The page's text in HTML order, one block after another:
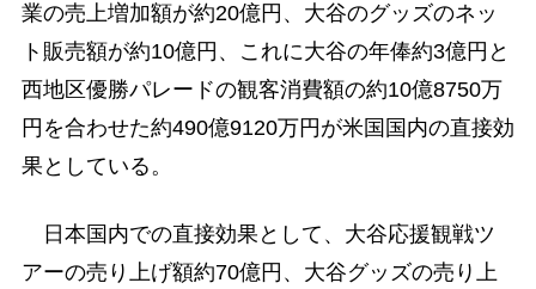
業の売上増加額が約20億円、大谷のグッズのネッ
ト販売額が約10億円、これに大谷の年俸約3億円と
西地区優勝パレードの観客消費額の約10億8750万
円を合わせた約490億9120万円が米国国内の直接効
果としている。
日本国内での直接効果として、大谷応援観戦ツ
アーの売り上げ額約70億円、大谷グッズの売り上